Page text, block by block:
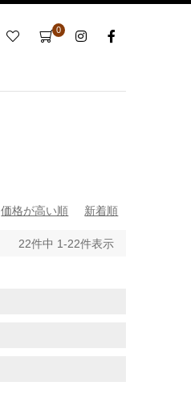
0
価格が高い順 新着順
22件中 1-22件表示